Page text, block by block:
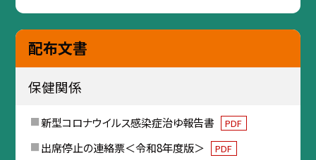
配布文書
保健関係
新型コロナウイルス感染症治ゆ報告書 PDF
出席停止の連絡票＜令和8年度版＞ PDF